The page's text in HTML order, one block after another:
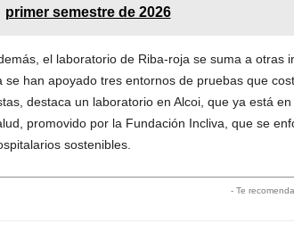
primer semestre de 2026
el laboratorio de Riba-roja se suma a otras
se han apoyado tres entornos de pruebas que
destaca un laboratorio en Alcoi, que ya está
promovido por la Fundación Incliva, que se
sostenibles.
- Te